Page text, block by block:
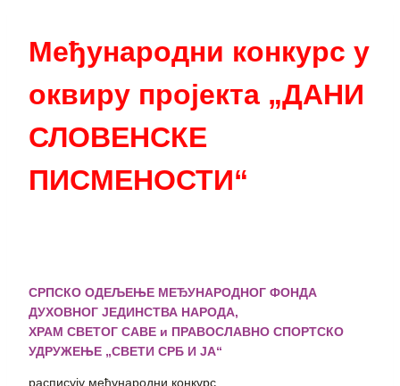
Међународни конкурс у
оквиру пројекта „ДАНИ
СЛОВЕНСКЕ
ПИСМЕНОСТИ“
СРПСКО ОДЕЉЕЊЕ МЕЂУНАРОДНОГ ФОНДА
ДУХОВНОГ ЈЕДИНСТВА НАРОДА,
ХРАМ СВЕТОГ САВЕ и ПРАВОСЛАВНО СПОРТСКО
УДРУЖEЊЕ „СВЕТИ СРБ И ЈА“
расписују међународни конкурс